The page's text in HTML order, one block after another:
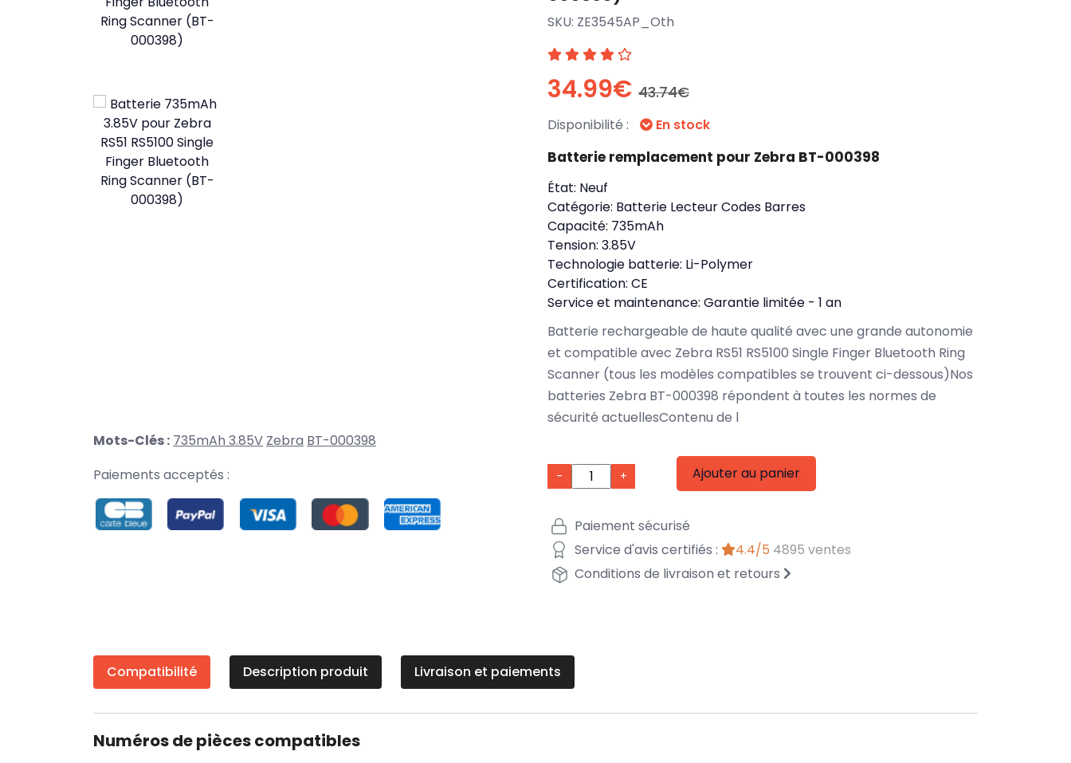
Mots-Clés : 735mAh 3.85V Zebra BT-000398
Paiements acceptés :
SKU: ZE3545AP_Oth
34.99€ 43.74€
Disponibilité : En stock
Batterie remplacement pour Zebra BT-000398
État: Neuf
Catégorie: Batterie Lecteur Codes Barres
Capacité: 735mAh
Tension: 3.85V
Technologie batterie: Li-Polymer
Certification: CE
Service et maintenance: Garantie limitée - 1 an
Batterie rechargeable de haute qualité avec une grande autonomie
et compatible avec Zebra RS51 RS5100 Single Finger Bluetooth Ring
Scanner (tous les modèles compatibles se trouvent ci-dessous)Nos
batteries Zebra BT-000398 répondent à toutes les normes de
sécurité actuellesContenu de l
- + Ajouter au panier
Paiement sécurisé
Service d'avis certifiés :
4.4/5 4895 ventes
Conditions de livraison et retours
Compatibilité Description produit Livraison et paiements
Numéros de pièces compatibles